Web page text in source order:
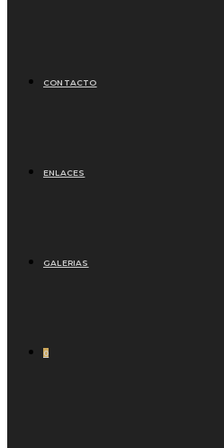
CONTACTO
ENLACES
GALERIAS
0